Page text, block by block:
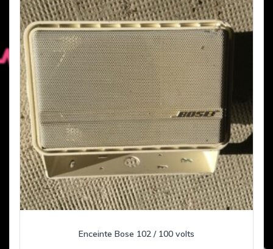
Enceinte Bose 102 / 100 volts